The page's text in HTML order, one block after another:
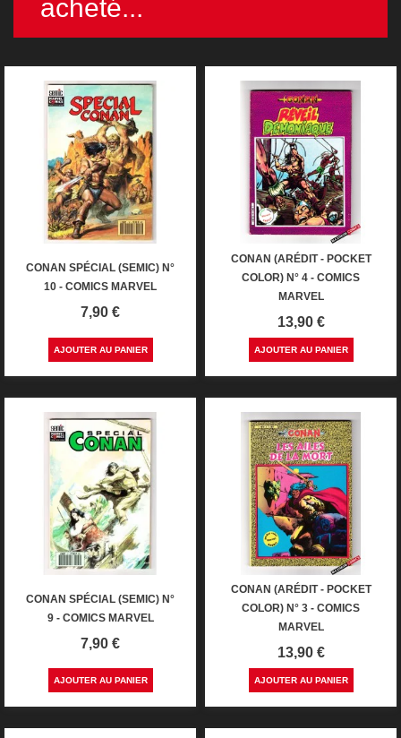
acheté...
CONAN SPÉCIAL (SEMIC) N°
10 - COMICS MARVEL
Prix
7,90 €
AJOUTER AU PANIER
CONAN (ARÉDIT - POCKET
COLOR) N° 4 - COMICS
MARVEL
Prix
13,90 €
AJOUTER AU PANIER
CONAN SPÉCIAL (SEMIC) N°
9 - COMICS MARVEL
Prix
7,90 €
AJOUTER AU PANIER
CONAN (ARÉDIT - POCKET
COLOR) N° 3 - COMICS
MARVEL
Prix
13,90 €
AJOUTER AU PANIER